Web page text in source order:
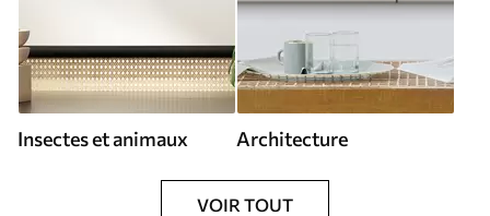
Insectes et animaux Architecture
VOIR TOUT